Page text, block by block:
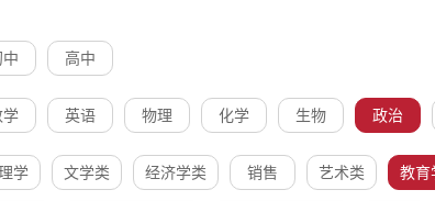
高中
学 英语 物理 化学 生物 政治
学 文学类 经济学类 销售 艺术类 教育